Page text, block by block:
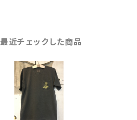
最近チェックした商品